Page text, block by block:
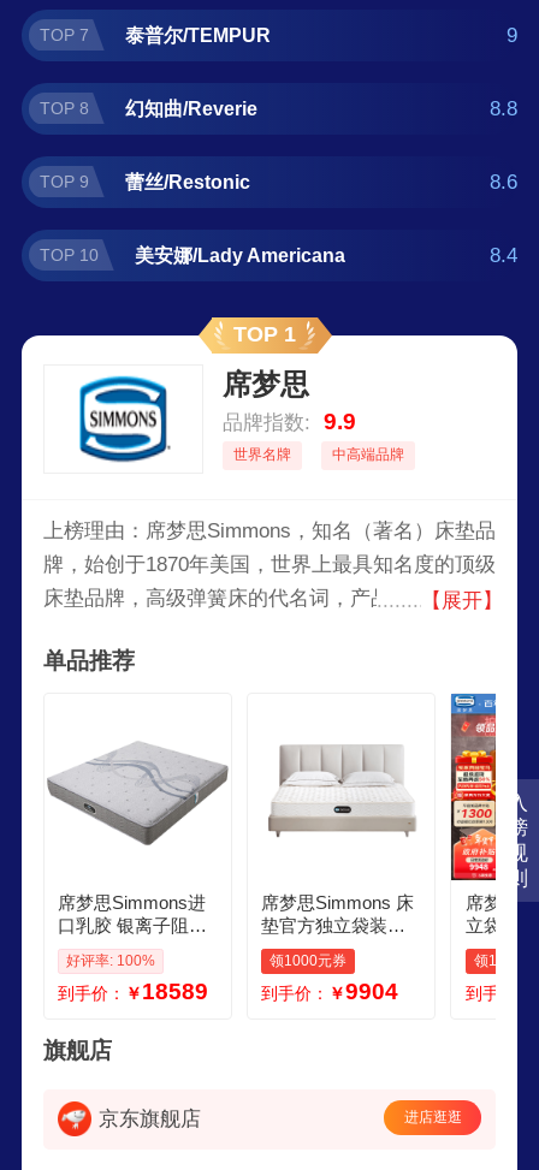
入
榜
规
则
TOP 7 泰普尔/TEMPUR 9
TOP 8 幻知曲/Reverie 8.8
TOP 9 蕾丝/Restonic 8.6
TOP 10 美安娜/Lady Americana 8.4
TOP 1
席梦思
品牌指数: 9.9
世界名牌 中高端品牌
上榜理由：席梦思Simmons，知名（著名）床垫品
牌，始创于1870年美国，世界上最具知名度的顶级
床垫品牌，高级弹簧床的代名词，产品行销世界各
【展开】
单品推荐
席梦思Simmons进
口乳胶 银离子阻螨
抑菌净眠双人床垫
柔蕴 22米 软硬适中
好评率: 100%
到手价： ￥18589
席梦思Simmons 床
垫官方独立袋装弹
簧双人床垫护脊 老
人适用 偏硬 西亚 1
5002000
领1000元券
到手价： ￥9904
席梦思
立袋弹
护脊凉
8x2米单
新曙光
领1000元
到手价：
旗舰店
京东旗舰店 进店逛逛